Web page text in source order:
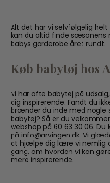
Alt det har vi selvfølgelig
kan du altid finde sæsonens
babys garderobe året rundt.
Køb babytøj hos
Vi har ofte babytøj på
dig inspirerende. Fandt du
brænder du inde med nogle
babytøj? Så er du
webshop på 60 63 30 06. Du
på info@arvingen.dk. Vi
at hjælpe dig lære vi nemlig
gang, om hvordan vi kan
mere inspirerende.